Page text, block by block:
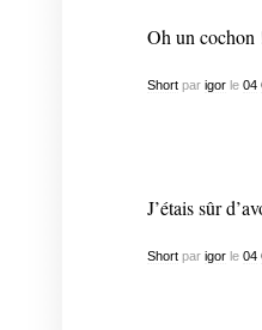
Oh un cochon
Shortpar igorle 04
J’étais sûr
Shortpar igorle 04